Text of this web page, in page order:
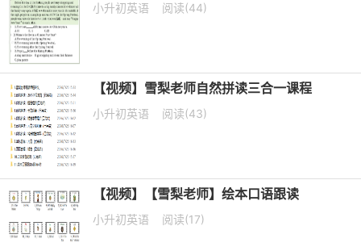
小升初英语 阅读(44)
【视频】雪梨老师自然拼读三合一课程
小升初英语 阅读(43)
【视频】【雪梨老师】绘本口语跟读
小升初英语 阅读(17)